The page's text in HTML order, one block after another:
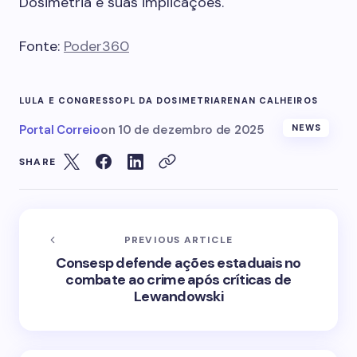
Fonte: Poder360
LULA E CONGRESSO PL DA DOSIMETRIARENAN CALHEIROS
Portal Correioon 10 de dezembro de 2025 NEWS
SHARE
PREVIOUS ARTICLE
Consesp defende ações estaduais no
combate ao crime após críticas de
Lewandowski